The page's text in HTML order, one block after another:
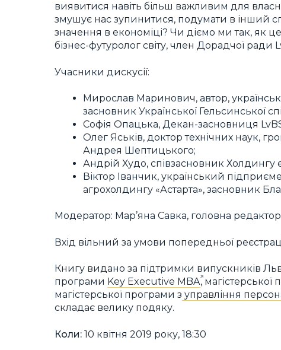
виявитися навіть більш важливим для
змушує нас зупинитися, подумати в інший
значення в економіці? Чи діємо ми так, як
бізнес-футуролог світу, член Дорадчої
Учасники дискусії:
Мирослав Маринович, автор,
засновник Української Гельсинської
Софія Опацька, Декан-засновниця
Олег Яськів, доктор технічних наук,
Андрея Шептицького;
Андрій Худо, співзасновник Холдингу
Віктор Іванчик, український
агрохолдингу «Астарта», засновник
Модератор: Мар’яна Савка, головна
Вхід вільний за умови попередньої
Книгу видано за підтримки випускників
програми Key Executive MBA, магістерської
магістерської програми з управління
складає велику подяку.
Коли: 10 квітня 2019 року, 18:30